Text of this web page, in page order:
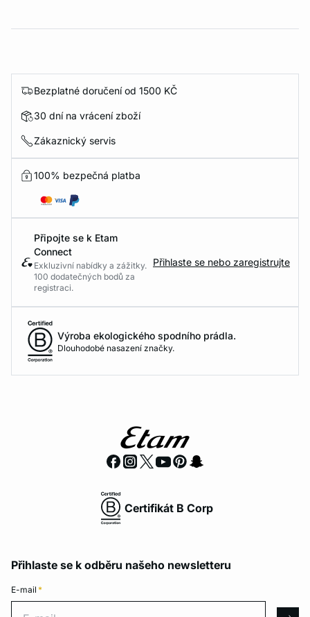
Bezplatné doručení od 1500 KČ
30 dní na vrácení zboží
Zákaznický servis
100% bezpečná platba
Připojte se k Etam
Connect
Exkluzivní nabídky a zážitky.
100 dodatečných bodů za
registraci.
Přihlaste se nebo zaregistrujte
Výroba ekologického spodního prádla.
Dlouhodobé nasazení značky.
Certifikát B Corp
Přihlaste se k odběru našeho newsletteru
E-mail *